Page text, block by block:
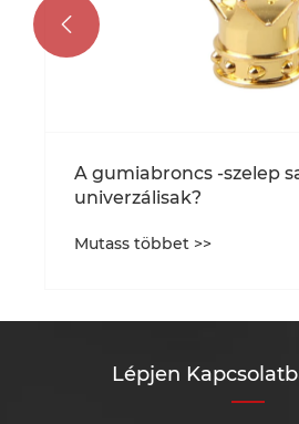
A gumiabroncs -szelep
univerzálisak?
Mutass többet >>

Lépjen